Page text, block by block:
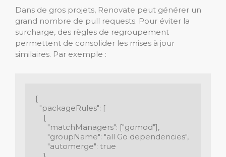
Dans de gros projets, Renovate peut générer un
grand nombre de pull requests. Pour éviter la
surcharge, des règles de regroupement
permettent de consolider les mises à jour
similaires. Par exemple :
{
  "packageRules": [
    {
      "matchManagers": ["gomod"],
      "groupName": "all Go dependencies",
      "automerge": true